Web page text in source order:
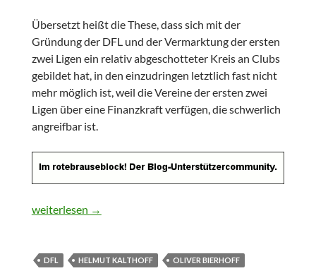
Übersetzt heißt die These, dass sich mit der
Gründung der DFL und der Vermarktung der ersten
zwei Ligen ein relativ abgeschotteter Kreis an Clubs
gebildet hat, in den einzudringen letztlich fast nicht
mehr möglich ist, weil die Vereine der ersten zwei
Ligen über eine Finanzkraft verfügen, die schwerlich
angreifbar ist.
Wettbewerbsvorteil DFL-Club
weiterlesen →
DFL HELMUT KALTHOFF OLIVER BIERHOFF